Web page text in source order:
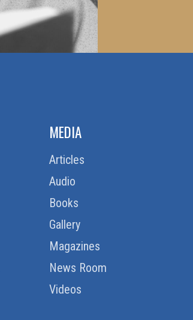
MEDIA
Articles
Audio
Books
Gallery
Magazines
News Room
Videos